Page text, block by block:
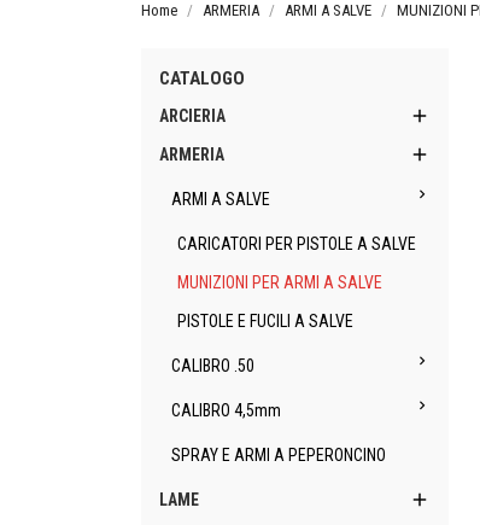
Home ARMERIA ARMI A SALVE MUNIZIONI
CATALOGO
ARCIERIA 
ARMERIA 
ARMI A SALVE 
CARICATORI PER PISTOLE A SALVE
MUNIZIONI PER ARMI A SALVE
PISTOLE E FUCILI A SALVE
CALIBRO .50 
CALIBRO 4,5mm 
SPRAY E ARMI A PEPERONCINO
LAME 